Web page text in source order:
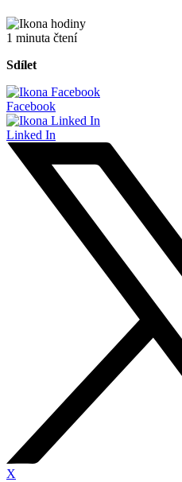
1 minuta čtení
Sdílet
Facebook
Linked In
X